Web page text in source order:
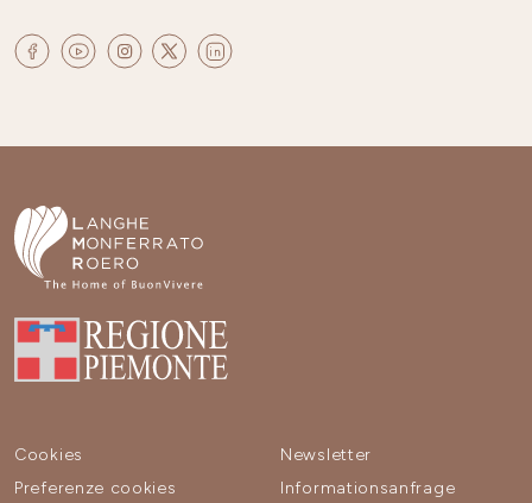
Cookies
Preferenze cookies
Newsletter
Informationsanfrage